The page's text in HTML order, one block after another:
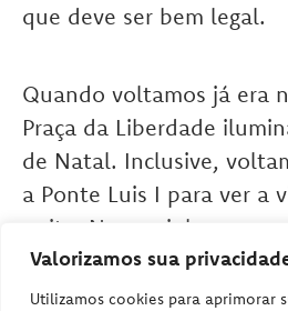
Valorizamos sua
Utilizamos cookies para aprimorar
que deve ser bem legal.
Quando voltamos já era
Praça da Liberdade
de Natal. Inclusive,
a Ponte Luis I para ver a
noite. No caminho para
apartamento, paramos
francesinha noCafé